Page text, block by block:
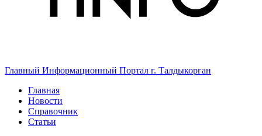
Главный Информационный Портал г. Талдыкорган
Главная
Новости
Справочник
Статьи